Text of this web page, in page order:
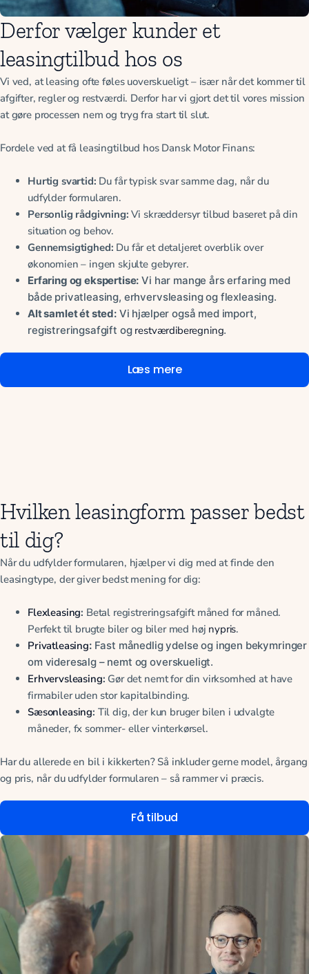
Derfor vælger kunder et
leasingtilbud hos os
Vi ved, at leasing ofte føles uoverskueligt – især når det kommer til
afgifter, regler og restværdi. Derfor har vi gjort det til vores mission
at gøre processen nem og tryg fra start til slut.
Fordele ved at få leasingtilbud hos Dansk Motor Finans:
Hurtig svartid: Du får typisk svar samme dag, når du
udfylder formularen.
Personlig rådgivning: Vi skræddersyr tilbud baseret på din
situation og behov.
Gennemsigtighed: Du får et detaljeret overblik over
økonomien – ingen skjulte gebyrer.
Erfaring og ekspertise: Vi har mange års erfaring med
både privatleasing, erhvervsleasing og flexleasing.
Alt samlet ét sted:Vi hjælper også med import,
registreringsafgift og restværdiberegning.
Læs mere
Hvilken leasingform passer bedst
til dig?
Når du udfylder formularen, hjælper vi dig med at finde den
leasingtype, der giver bedst mening for dig:
Flexleasing: Betal registreringsafgift måned for måned.
Perfekt til brugte biler og biler med høj nypris.
Privatleasing:Fast månedlig ydelse og ingen bekymringer
om videresalg – nemt og overskueligt.
Erhvervsleasing: Gør det nemt for din virksomhed at have
firmabiler uden stor kapitalbinding.
Sæsonleasing: Til dig, der kun bruger bilen i udvalgte
måneder, fx sommer- eller vinterkørsel.
Har du allerede en bil i kikkerten? Så inkluder gerne model, årgang
og pris, når du udfylder formularen – så rammer vi præcis.
Få tilbud